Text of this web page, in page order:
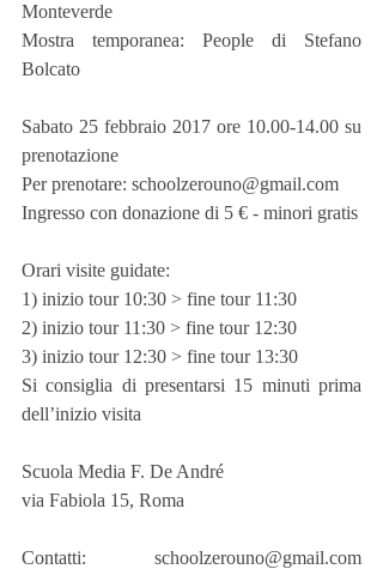
Monteverde
Mostra temporanea: People di Stefano
Bolcato
Sabato 25 febbraio 2017 ore 10.00-14.00 su
prenotazione
Per prenotare: schoolzerouno@gmail.com
Ingresso con donazione di 5 € - minori gratis
Orari visite guidate:
1) inizio tour 10:30 > fine tour 11:30
2) inizio tour 11:30 > fine tour 12:30
3) inizio tour 12:30 > fine tour 13:30
Si consiglia di presentarsi 15 minuti prima
dell’inizio visita
Scuola Media F. De André
via Fabiola 15, Roma
Contatti: schoolzerouno@gmail.com